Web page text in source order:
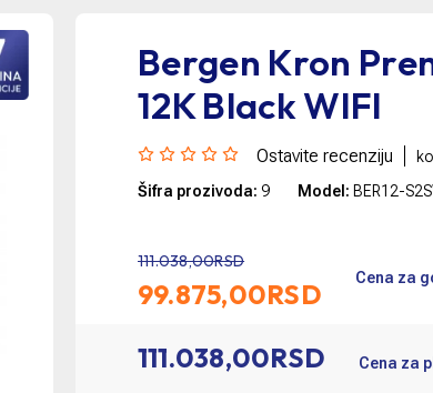
Bergen Kron
12K Black WIFI
Ostavite recenziju
Šifra prozivoda: 9 Model: BER12-
111.038,00RSD
99.875,00RSD Cena za
111.038,00RSD Cena za